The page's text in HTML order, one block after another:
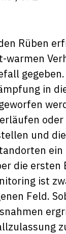
Rüben
warmen
in
und
die ersten
ist
Feld.